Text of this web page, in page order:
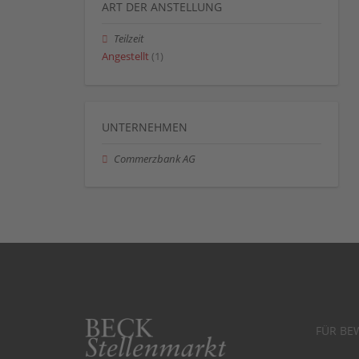
ART DER ANSTELLUNG
Teilzeit
Angestellt (1)
UNTERNEHMEN
Commerzbank AG
FÜR